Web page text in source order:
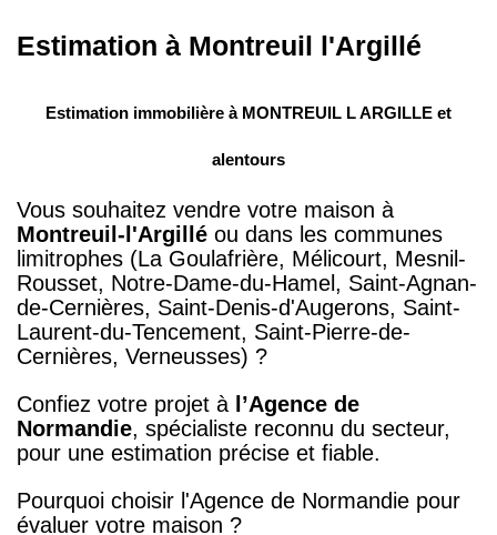
Estimer
Services
Contact
Estimation à Montreuil l'Argillé
Estimation immobilière à MONTREUIL L ARGILLE et
alentours
Vous souhaitez vendre votre maison à
Montreuil-l'Argillé ou dans les communes
limitrophes (La Goulafrière, Mélicourt, Mesnil-
Rousset, Notre-Dame-du-Hamel, Saint-Agnan-
de-Cernières, Saint-Denis-d'Augerons, Saint-
Laurent-du-Tencement, Saint-Pierre-de-
Cernières, Verneusses) ?
Confiez votre projet à l’Agence de
Normandie, spécialiste reconnu du secteur,
pour une estimation précise et fiable.
Pourquoi choisir l'Agence de Normandie pour
évaluer votre maison ?